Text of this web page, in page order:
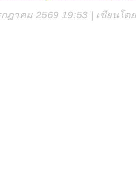
กฎาคม 2569 19:53 | เขียนโ